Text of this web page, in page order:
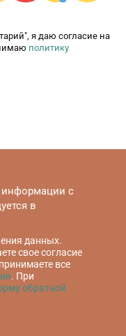
я даю согласие на
политику
с
в
данных.
свое согласие
все
. При
обратной